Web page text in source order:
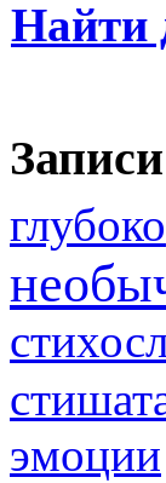
Найти
глубоко
эмоции